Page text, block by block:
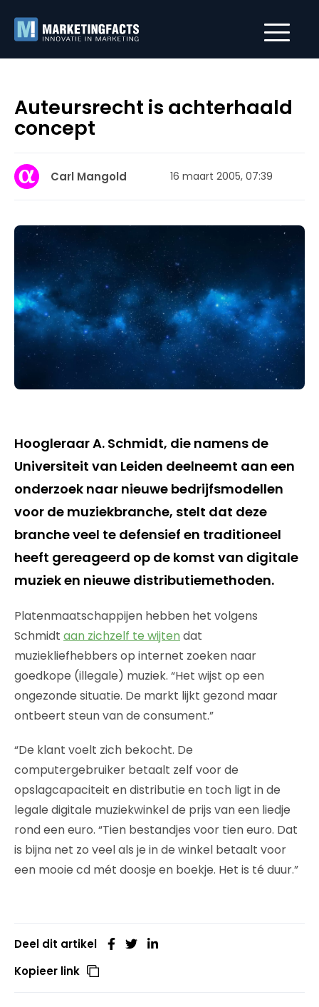
Auteursrecht is achterhaald
concept
Carl Mangold 16 maart 2005, 07:39
Hoogleraar A. Schmidt, die namens de
Universiteit van Leiden deelneemt aan een
onderzoek naar nieuwe bedrijfsmodellen
voor de muziekbranche, stelt dat deze
branche veel te defensief en traditioneel
heeft gereageerd op de komst van digitale
muziek en nieuwe distributiemethoden.
Platenmaatschappijen hebben het volgens
Schmidt aan zichzelf te wijten dat
muziekliefhebbers op internet zoeken naar
goedkope (illegale) muziek. “Het wijst op een
ongezonde situatie. De markt lijkt gezond maar
ontbeert steun van de consument.”
“De klant voelt zich bekocht. De
computergebruiker betaalt zelf voor de
opslagcapaciteit en distributie en toch ligt in de
legale digitale muziekwinkel de prijs van een liedje
rond een euro. “Tien bestandjes voor tien euro. Dat
is bijna net zo veel als je in de winkel betaalt voor
een mooie cd mét doosje en boekje. Het is té duur.”
Deel dit artikel
Kopieer link